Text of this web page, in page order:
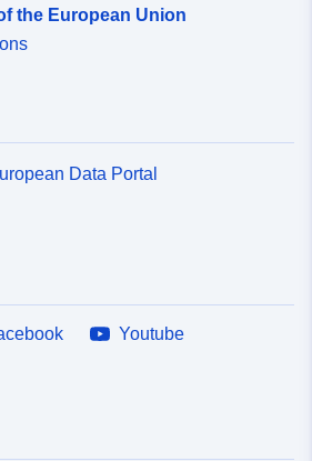
the European Union
Data Portal
Youtube